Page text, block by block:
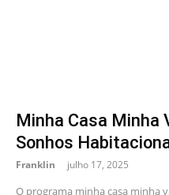
Minha Casa Minha
Sonhos
Franklin julho 17, 2025
O programa minha casa minha